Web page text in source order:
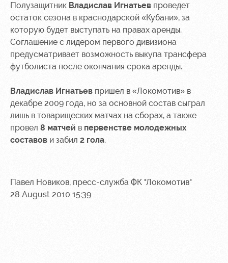
Events
Hosting
Fields
rentals
Ice palace
activities
Старт
Локо-Лето
Банковская
карта
«Локомотив»
program
Parking
болельщиков
МГН
Полузащитник Владислав Игнатьев проведет
остаток сезона в краснодарской «Кубани», за
которую будет выступать на правах аренды.
Соглашение с лидером первого дивизиона
предусматривает возможность выкупа трансфера
футболиста после окончания срока аренды.
Владислав Игнатьев пришел в «Локомотив» в
декабре 2009 года, но за основной состав сыграл
лишь в товарищеских матчах на сборах, а также
провел 8 матчей в первенстве молодежных
составов и забил 2 гола.
Павел Новиков, пресс-служба ФК "Локомотив"
28 August 2010 15:39